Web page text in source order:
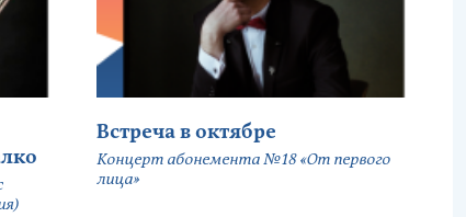
Встреча в октябре
Концерт абонемента №18 «От первого
лица»